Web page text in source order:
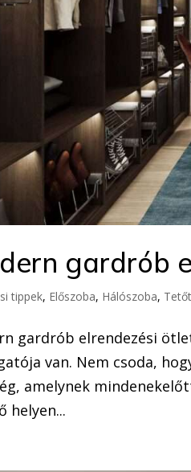
gardrób
tippek, Előszoba, Hálószoba,
gardrób elrendezési
van. Nem csoda,
amelynek
helyen...